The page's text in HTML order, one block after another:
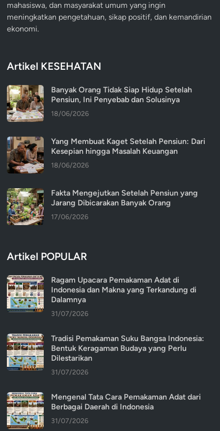
mahasiswa, dan masyarakat umum yang ingin
meningkatkan pengetahuan, sikap positif, dan kemandirian
ekonomi.
Artikel KESEHATAN
Banyak Orang Tidak Siap Hidup Setelah
Pensiun, Ini Penyebab dan Solusinya
18/06/2026
Yang Membuat Kaget Setelah Pensiun: Dari
Kesepian hingga Masalah Keuangan
18/06/2026
Fakta Mengejutkan Setelah Pensiun yang
Jarang Dibicarakan Banyak Orang
17/06/2026
Artikel POPULAR
Ragam Upacara Pemakaman Adat di
Indonesia dan Makna yang Terkandung di
Dalamnya
31/07/2026
Tradisi Pemakaman Suku Bangsa Indonesia:
Bentuk Keragaman Budaya yang Perlu
Dilestarikan
31/07/2026
Mengenal Tata Cara Pemakaman Adat dari
Berbagai Daerah di Indonesia
31/07/2026